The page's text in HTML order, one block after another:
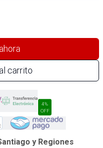
carrito
4%
OFF
y Regiones